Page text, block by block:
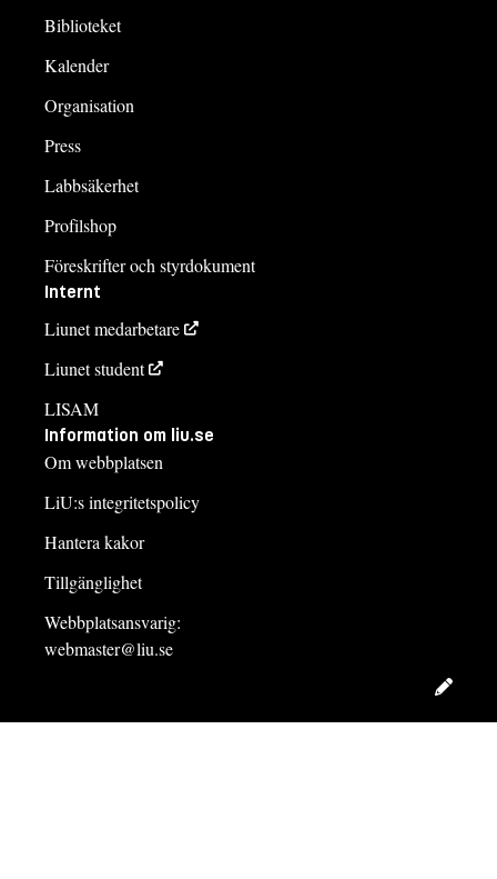
Biblioteket
Kalender
Organisation
Press
Labbsäkerhet
Profilshop
Föreskrifter och styrdokument
Internt
Liunet medarbetare
Liunet student
LISAM
Information om liu.se
Om webbplatsen
LiU:s integritetspolicy
Hantera kakor
Tillgänglighet
Webbplatsansvarig:
webmaster@liu.se